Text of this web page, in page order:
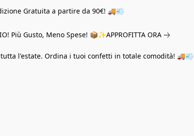
Gratuita a partire da 90€! 🚚💨
Più Gusto, Meno Spese! 📦✨APPROFITTA ORA
l'estate. Ordina i tuoi confetti in totale comodità! 🚚💨